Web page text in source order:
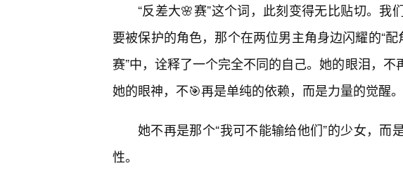
“反差大🌸赛”这个词，此刻变得无比贴切。我
要被保护的角色，那个在两位男主角身边闪耀的“
赛”中，诠释了一个完全不同的自己。她的眼泪，不
她的眼神，不🎯再是单纯的依赖，而是力量的觉醒。
她不再是那个“我可不能输给他们”的少女，而
性。